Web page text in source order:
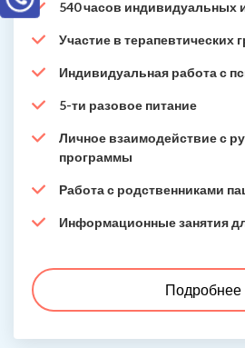
540 часов индивидуальных
Участие в терапевтических
Индивидуальная работа с
5-ти разовое питание
Личное взаимодействие с
программы
Работа с родственниками
Информационные занятия
Подробнее